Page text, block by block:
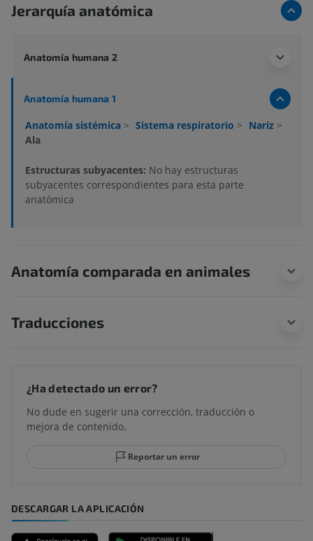
Jerarquía anatómica
Anatomía humana 2
Anatomía humana 1
Anatomía sistémica > Sistema respiratorio > Nariz >
Ala
Estructuras subyacentes: No hay estructuras
subyacentes correspondientes para esta parte
anatómica
Anatomía comparada en animales
Traducciones
¿Ha detectado un error?
No dude en sugerir una corrección, traducción o
mejora de contenido.
Reportar un error
DESCARGAR LA APLICACIÓN